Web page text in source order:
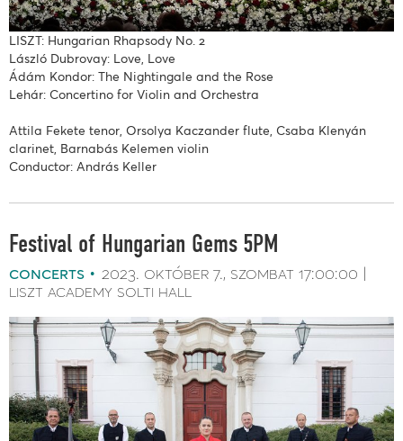
LISZT: Hungarian Rhapsody No. 2
László Dubrovay: Love, Love
Ádám Kondor: The Nightingale and the Rose
Lehár: Concertino for Violin and Orchestra
Attila Fekete tenor, Orsolya Kaczander flute, Csaba Klenyán
clarinet, Barnabás Kelemen violin
Conductor: András Keller
Festival of Hungarian Gems 5PM
concerts 2023. október 7. szombat 17:00:00
liszt academy solti hall